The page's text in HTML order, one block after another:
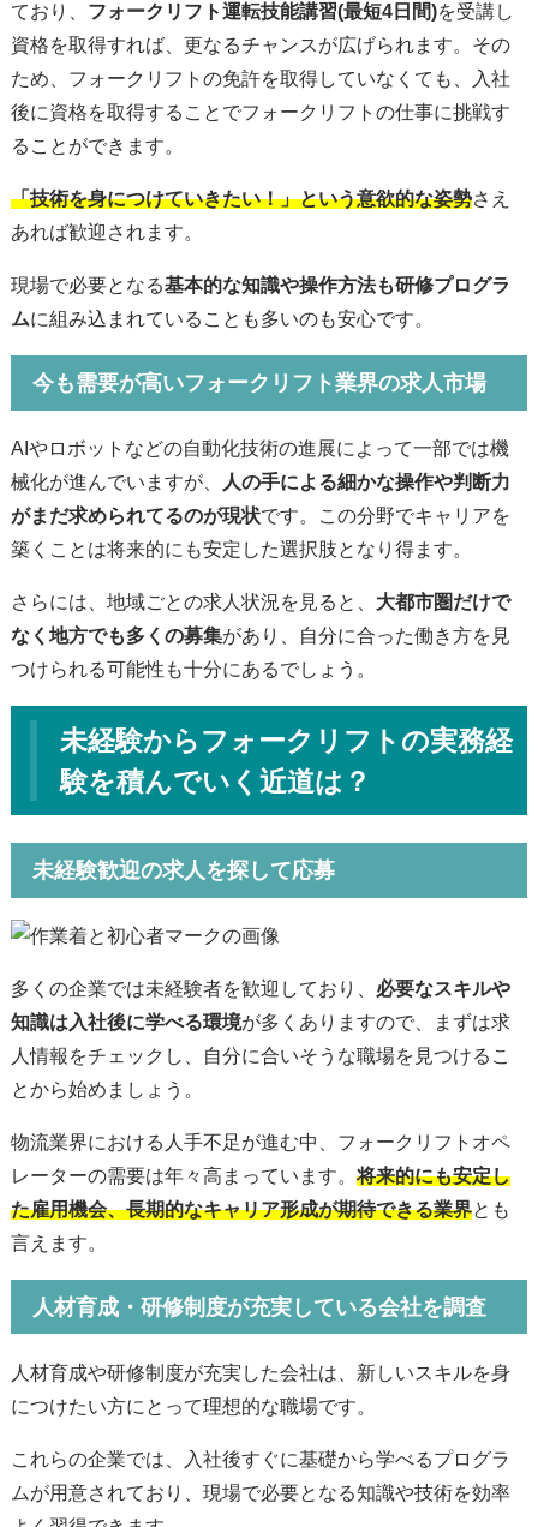
ており、 フォークリフト運転技能講習(最短4日間)を受講し
資格を取得すれば、更なるチャンスが広げられます。 その
ため、フォークリフトの免許を取得していなくても、入社
後に資格を取得することでフォークリフトの仕事に挑戦す
ることができます。
「技術を身につけていきたい！」という意欲的な姿勢さえ
あれば歓迎されます。
現場で必要となる基本的な知識や操作方法も研修プログラ
ムに組み込まれていることも多いのも安心です。
今も需要が高いフォークリフト業界の求人市場
AIやロボットなどの自動化技術の進展によって一部では機
械化が進んでいますが、
人の手による細かな操作や判断力
がまだ求められてるのが現状です。この分野でキャリアを
築くことは将来的にも安定した選択肢となり得ます。
さらには、地域ごとの求人状況を見ると、 大都市圏だけで
なく地方でも多くの募集があり、自分に合った働き方を見
つけられる可能性も十分にあるでしょう。
未経験からフォークリフトの実務経
験を積んでいく近道は？
未経験歓迎の求人を探して応募
多 くの企業では未経験者を歓迎しており、 必要なスキルや
知識は入社後に学べる環境が多くありますので、まずは求
人情報をチェックし、自分に合いそうな職場を見つけるこ
とから始めましょう。
物流業界における人手不足が進む中、フォークリフトオペ
レーターの需要は年々高まっています。将来的にも安定し
た雇用機会、長期的なキャリア形成が期待できる業界とも
言えます。
人材育成・研修制度が充実している会社を調査
人材育成や研修制度が充実した会社は、新しいスキルを身
につけたい方にとって理想的な職場です。
これらの企業では、入社後すぐに基礎から学べるプログラ
ムが用意されており、現場で必要となる知識や技術を効率